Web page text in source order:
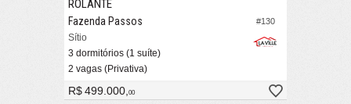
#130
ROLANTE
Fazenda Passos
Sítio
3 dormitórios (1 suíte)
2 vagas (Privativa)
R$ 499.000,00